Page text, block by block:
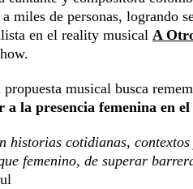
miles de personas, logrando
en el reality musical A
musical busca
a la presencia femenina en
historias cotidianas,
femenino, de superar